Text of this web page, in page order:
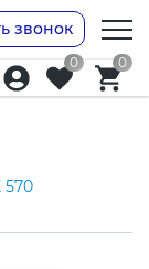
звонок
0 0
570